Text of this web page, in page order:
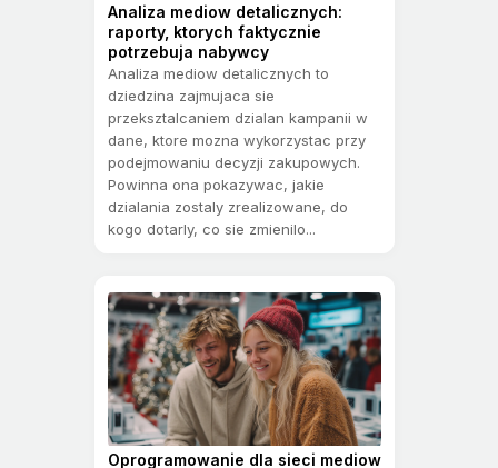
Analiza mediow detalicznych:
raporty, ktorych faktycznie
potrzebuja nabywcy
Analiza mediow detalicznych to
dziedzina zajmujaca sie
przeksztalcaniem dzialan kampanii w
dane, ktore mozna wykorzystac przy
podejmowaniu decyzji zakupowych.
Powinna ona pokazywac, jakie
dzialania zostaly zrealizowane, do
kogo dotarly, co sie zmienilo...
Oprogramowanie dla sieci mediow